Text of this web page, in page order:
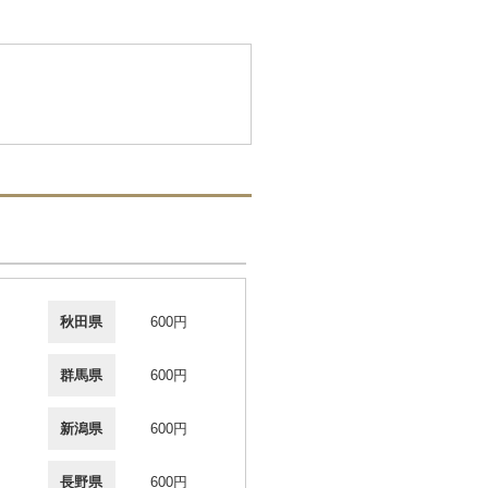
秋田県 600円
群馬県 600円
新潟県 600円
長野県 600円